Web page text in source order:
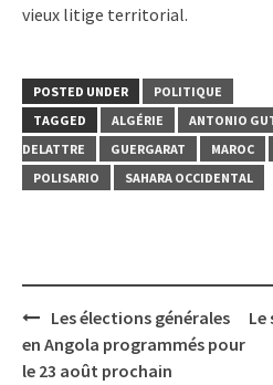
vieux litige territorial.
POSTED UNDER
POLITIQUE
TAGGED
ALGÉRIE ANTONIO
DELATTRE
GUERGARAT MAROC
POLISARIO
SAHARA OCCIDENTAL
Post
navigation
Les élections générales
en Angola programmés pour
le 23 août prochain
Le